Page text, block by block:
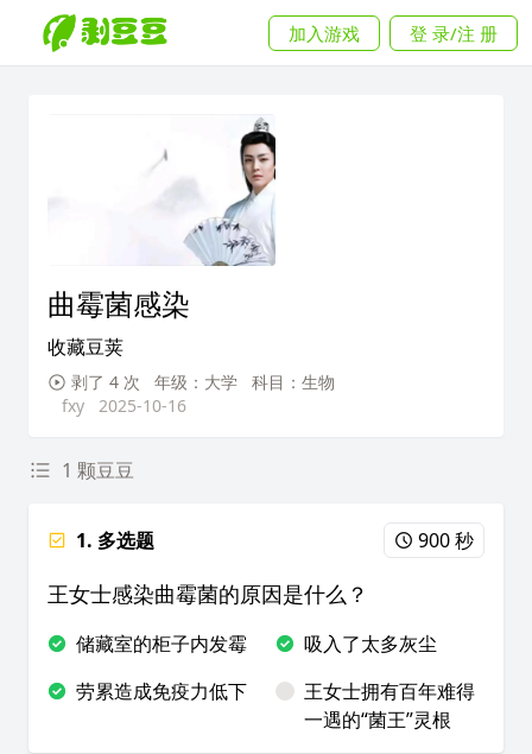
加入游戏 登 录/注 册
曲霉菌感染
收藏豆荚
剥了 4 次 年级：大学
科目：生物
fxy
2025-10-16
1 颗豆豆
1. 多选题 900 秒
王女士感染曲霉菌的原因是什么？
储藏室的柜子内发霉
吸入了太多灰尘
劳累造成免疫力低下
王女士拥有百年难得
一遇的“菌王”灵根